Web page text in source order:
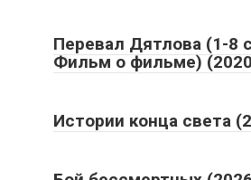
Перевал Дятлова (1-8
Фильм о фильме)
Истории конца света